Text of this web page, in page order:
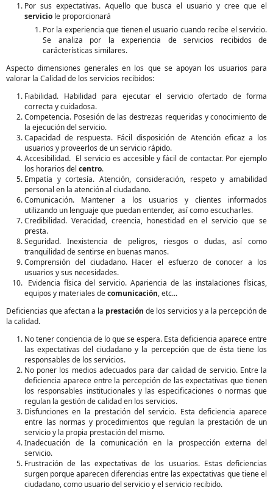
Por sus expectativas. Aquello que busca el usuario y cree que el
servicio le proporcionará
Por la experiencia que tienen el usuario cuando recibe el servicio.
Se analiza por la experiencia de servicios recibidos de
carácterísticas similares.
Aspecto dimensiones generales en los que se apoyan los usuarios para
valorar la Calidad de los servicios recibidos:
Fiabilidad. Habilidad para ejecutar el servicio ofertado de forma
correcta y cuidadosa.
Competencia. Posesión de las destrezas requeridas y conocimiento de
la ejecución del servicio.
Capacidad de respuesta. Fácil disposición de Atención eficaz a los
usuarios y proveerlos de un servicio rápido.
Accesibilidad. El servicio es accesible y fácil de contactar. Por ejemplo
los horarios del centro.
Empatía y cortesía. Atención, consideración, respeto y amabilidad
personal en la atención al ciudadano.
Comunicación. Mantener a los usuarios y clientes informados
utilizando un lenguaje que puedan entender, así como escucharles.
Credibilidad. Veracidad, creencia, honestidad en el servicio que se
presta.
Seguridad. Inexistencia de peligros, riesgos o dudas, así como
tranquilidad de sentirse en buenas manos.
Comprensión del ciudadano. Hacer el esfuerzo de conocer a los
usuarios y sus necesidades.
Evidencia física del servicio. Apariencia de las instalaciones físicas,
equipos y materiales decomunicación, etc...
Deficiencias que afectan a la prestación de los servicios y a la percepción de
la calidad.
No tener conciencia de lo que se espera. Esta deficiencia aparece entre
las expectativas del ciudadano y la percepción que de ésta tiene los
responsables de los servicios.
No poner los medios adecuados para dar calidad de servicio. Entre la
deficiencia aparece entre la percepción de las expectativas que tienen
los responsables institucionales y las especificaciones o normas que
regulan la gestión de calidad en los servicios.
Disfunciones en la prestación del servicio. Esta deficiencia aparece
entre las normas y procedimientos que regulan la prestación de un
servicio y la propia prestación del mismo.
Inadecuación de la comunicación en la prospección externa del
servicio.
Frustración de las expectativas de los usuarios. Estas deficiencias
surgen porque aparecen diferencias entre las expectativas que tiene el
ciudadano, como usuario del servicio y el servicio recibido.